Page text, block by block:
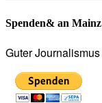
Spenden& an
Guter